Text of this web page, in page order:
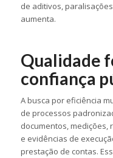
de aditivos,
aumenta.
Qualidade
confiança
A busca por eficiência
de processos
documentos,
e evidências de
prestação de contas.